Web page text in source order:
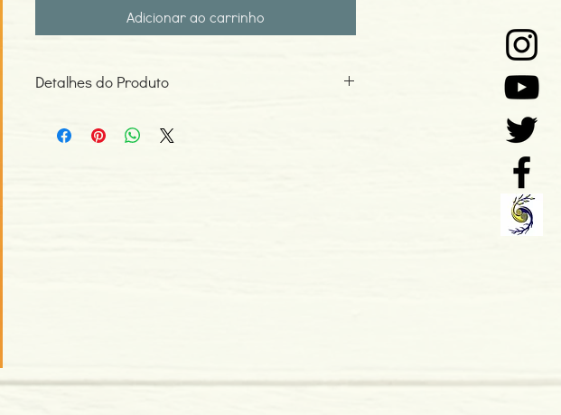
Adicionar ao carrinho
Detalhes do Produto
ISBN: 9788487055980